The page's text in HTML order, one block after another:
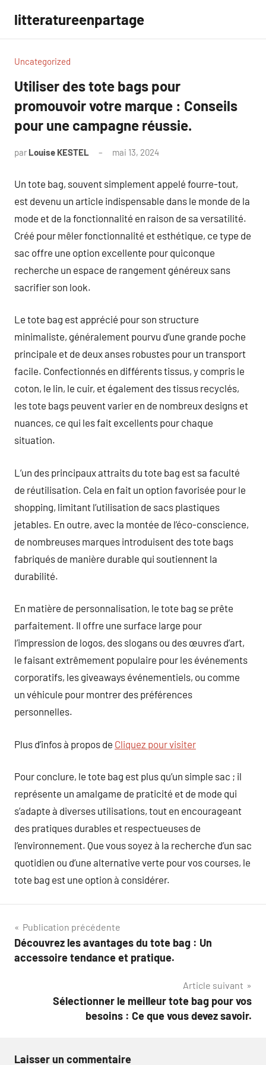
contenu
litteratureenpartage
Uncategorized
Utiliser des tote bags pour
promouvoir votre marque : Conseils
pour une campagne réussie.
par Louise KESTEL mai 13, 2024
Un tote bag, souvent simplement appelé fourre-tout,
est devenu un article indispensable dans le monde de la
mode et de la fonctionnalité en raison de sa versatilité.
Créé pour mêler fonctionnalité et esthétique, ce type de
sac offre une option excellente pour quiconque
recherche un espace de rangement généreux sans
sacrifier son look.
Le tote bag est apprécié pour son structure
minimaliste, généralement pourvu d’une grande poche
principale et de deux anses robustes pour un transport
facile. Confectionnés en différents tissus, y compris le
coton, le lin, le cuir, et également des tissus recyclés,
les tote bags peuvent varier en de nombreux designs et
nuances, ce qui les fait excellents pour chaque
situation.
L’un des principaux attraits du tote bag est sa faculté
de réutilisation. Cela en fait un option favorisée pour le
shopping, limitant l’utilisation de sacs plastiques
jetables. En outre, avec la montée de l’éco-conscience,
de nombreuses marques introduisent des tote bags
fabriqués de manière durable qui soutiennent la
durabilité.
En matière de personnalisation, le tote bag se prête
parfaitement. Il offre une surface large pour
l’impression de logos, des slogans ou des œuvres d’art,
le faisant extrêmement populaire pour les événements
corporatifs, les giveaways événementiels, ou comme
un véhicule pour montrer des préférences
personnelles.
Plus d’infos à propos de Cliquez pour visiter
Pour conclure, le tote bag est plus qu’un simple sac ; il
représente un amalgame de praticité et de mode qui
s’adapte à diverses utilisations, tout en encourageant
des pratiques durables et respectueuses de
l’environnement. Que vous soyez à la recherche d’un sac
quotidien ou d’une alternative verte pour vos courses, le
tote bag est une option à considérer.
Navigation
de
Publication précédente
Découvrez les avantages du tote bag : Un
accessoire tendance et pratique.
Article suivant
Sélectionner le meilleur tote bag pour vos
besoins : Ce que vous devez savoir.
Laisser un commentaire